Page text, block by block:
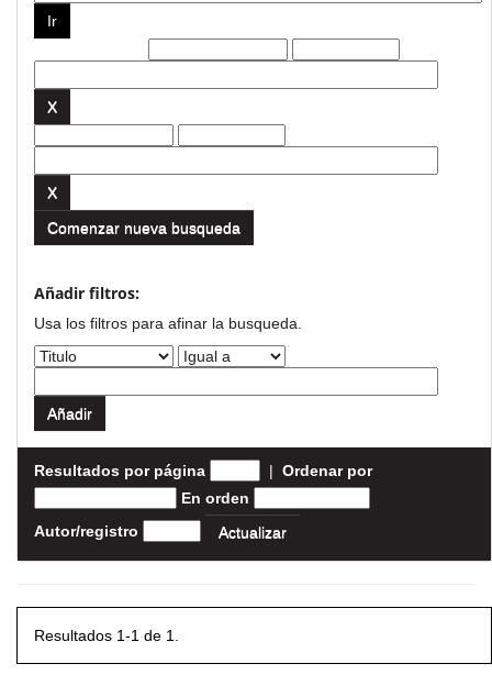
Comenzar nueva busqueda
Añadir filtros:
Usa los filtros para afinar la busqueda.
Resultados por página | Ordenar por
En orden
Autor/registro
Resultados 1-1 de 1.